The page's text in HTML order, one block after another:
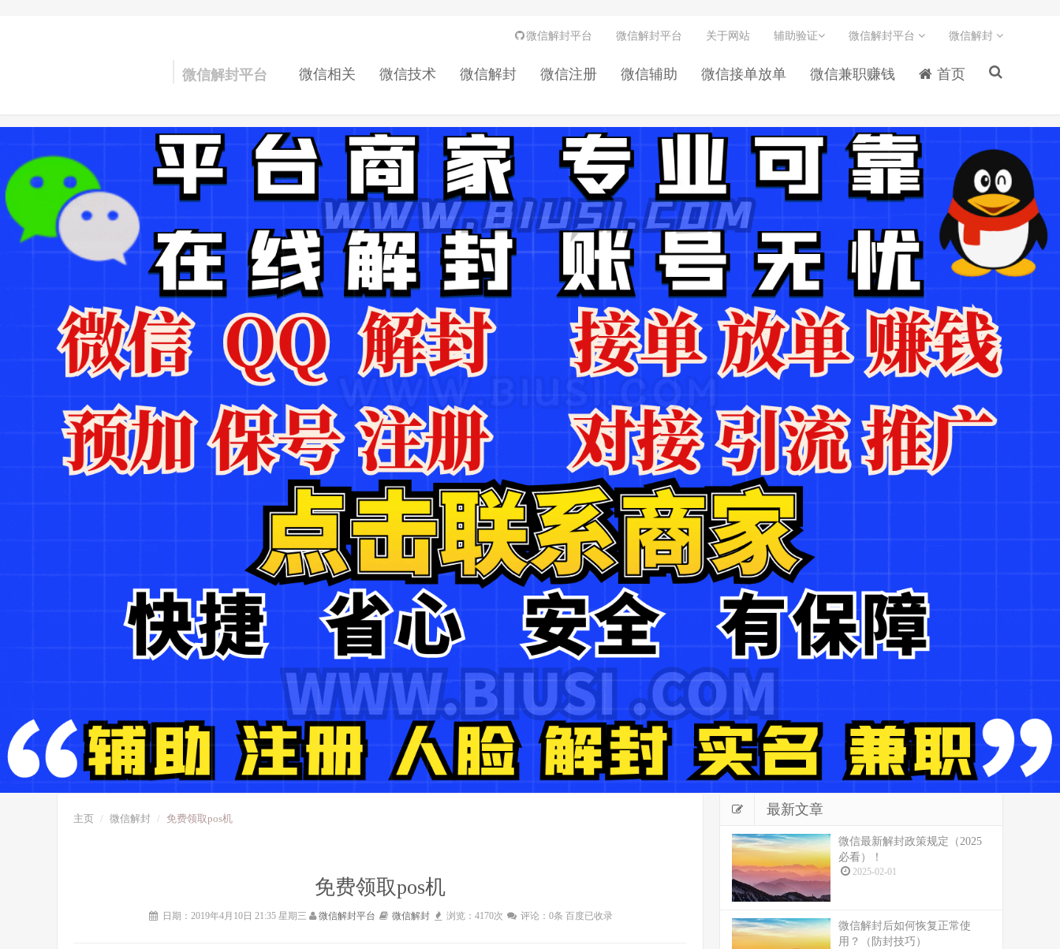
微信解封平台 微信相关 微信技术 微信解封 微信注册 微信辅助 微信接单放单 微信兼职赚钱 首页
微信解封平台 微信解封平台 关于网站 辅助验证 微信解封平台 微信解封
主页 微信解封 免费领取pos机
免费领取pos机
日期：2019年4月10日 21:35 星期三 微信解封平台 微信解封 浏览：4170次 评论：0条 百度已收录
最新文章
微信最新解封政策规定（2025
必看）！
2025-02-01
微信解封后如何恢复正常使
用？（防封技巧）